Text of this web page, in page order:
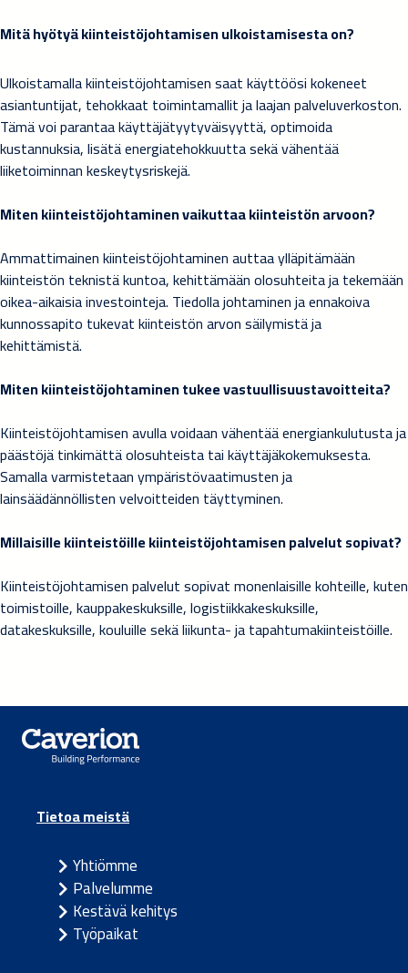
Mitä hyötyä kiinteistöjohtamisen ulkoistamisesta on?
Ulkoistamalla kiinteistöjohtamisen saat käyttöösi kokeneet
asiantuntijat, tehokkaat toimintamallit ja laajan palveluverkoston.
Tämä voi parantaa käyttäjätyytyväisyyttä, optimoida
kustannuksia, lisätä energiatehokkuutta sekä vähentää
liiketoiminnan keskeytysriskejä.
Miten kiinteistöjohtaminen vaikuttaa kiinteistön arvoon?
Ammattimainen kiinteistöjohtaminen auttaa ylläpitämään
kiinteistön teknistä kuntoa, kehittämään olosuhteita ja tekemään
oikea-aikaisia investointeja. Tiedolla johtaminen ja ennakoiva
kunnossapito tukevat kiinteistön arvon säilymistä ja
kehittämistä.
Miten kiinteistöjohtaminen tukee vastuullisuustavoitteita?
Kiinteistöjohtamisen avulla voidaan vähentää energiankulutusta ja
päästöjä tinkimättä olosuhteista tai käyttäjäkokemuksesta.
Samalla varmistetaan ympäristövaatimusten ja
lainsäädännöllisten velvoitteiden täyttyminen.
Millaisille kiinteistöille kiinteistöjohtamisen palvelut sopivat?
Kiinteistöjohtamisen palvelut sopivat monenlaisille kohteille, kuten
toimistoille, kauppakeskuksille, logistiikkakeskuksille,
datakeskuksille, kouluille sekä liikunta- ja tapahtumakiinteistöille.
Tietoa meistä
Yhtiömme
Palvelumme
Kestävä kehitys
Työpaikat